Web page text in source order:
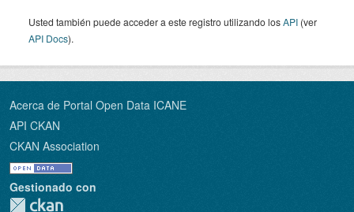
Usted también puede acceder a este registro utilizando losAPI (ver
API Docs).
Acerca de Portal Open Data ICANE
API CKAN
CKAN Association
Gestionado con